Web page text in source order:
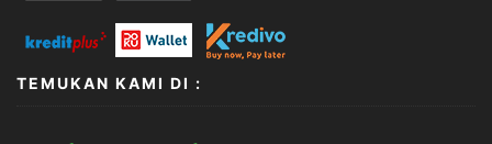
TEMUKAN KAMI DI :